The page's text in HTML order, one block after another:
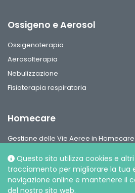
Questo sito utilizza cookies e
tracciamento per migliorare la tua
navigazione online e mantenere il
del nostro sito web.
Ossigeno e Aerosol
Ossigenoterapia
Aerosolterapia
Nebulizzazione
Fisioterapia respiratoria
Homecare
Gestione delle Vie Aeree in Homecare
Circuiti per ventilazione, interfaccie
Gamma Ossigeno & Aerosol Terapia